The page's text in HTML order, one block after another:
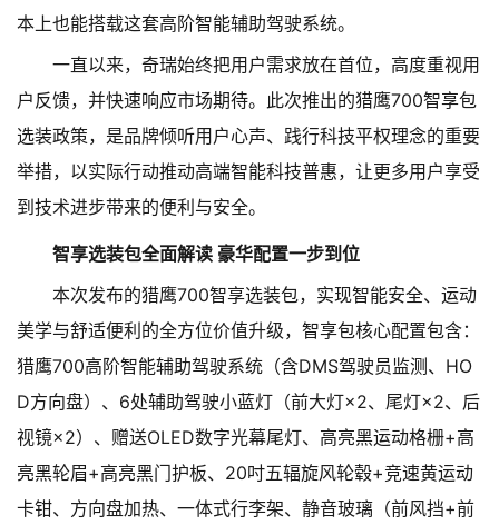
本上也能搭载这套高阶智能辅助驾驶系统。
一直以来，奇瑞始终把用户需求放在首位，高度重视用
户反馈，并快速响应市场期待。此次推出的猎鹰700智享包
选装政策，是品牌倾听用户心声、践行科技平权理念的重要
举措，以实际行动推动高端智能科技普惠，让更多用户享受
到技术进步带来的便利与安全。
智享选装包全面解读 豪华配置一步到位
本次发布的猎鹰700智享选装包，实现智能安全、运动
美学与舒适便利的全方位价值升级，智享包核心配置包含：
猎鹰700高阶智能辅助驾驶系统（含DMS驾驶员监测、HO
D方向盘）、6处辅助驾驶小蓝灯（前大灯×2、尾灯×2、后
视镜×2）、赠送OLED数字光幕尾灯、高亮黑运动格栅+高
亮黑轮眉+高亮黑门护板、20吋五辐旋风轮毂+竞速黄运动
卡钳、方向盘加热、一体式行李架、静音玻璃（前风挡+前